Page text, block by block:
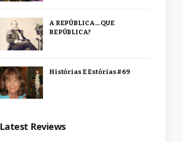
A REPÚBLICA… QUE
REPÚBLICA?
Histórias E Estórias #69
Latest Reviews